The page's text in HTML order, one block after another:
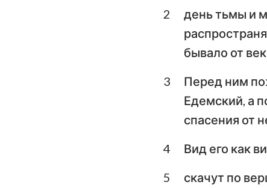
Книга Судей
1-я Царств
1-я
Ездра
Есфирь
Псалтирь
2
день тьмы и
бывало от
3
Перед ним
Едемский, а
спасения от
4
Вид его как
5
скачут по